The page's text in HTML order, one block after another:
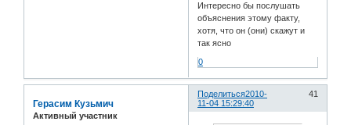
Интересно бы послушать
объяснения этому факту,
хотя, что он (они) скажут и
так ясно
0
Поделиться 41
2010-
11-04 15:29:40
Герасим Кузьмич
Активный участник